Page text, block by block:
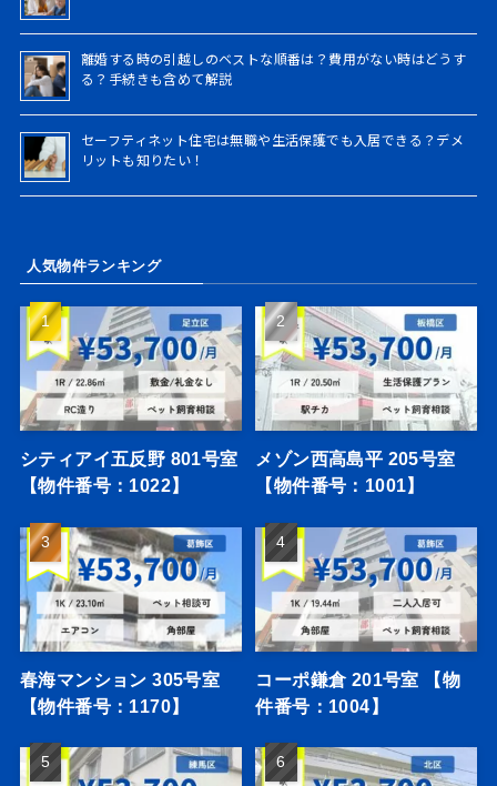
離婚する時の引越しのベストな順番は？費用がない時はどうす
る？手続きも含めて解説
セーフティネット住宅は無職や生活保護でも入居できる？デメ
リットも知りたい！
人気物件ランキング
シティアイ五反野 801号室
【物件番号：1022】
メゾン西高島平 205号室
【物件番号：1001】
春海マンション 305号室
【物件番号：1170】
コーポ鎌倉 201号室 【物
件番号：1004】